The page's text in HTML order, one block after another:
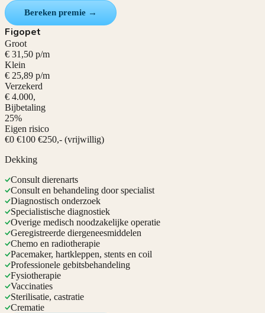
Bereken premie →
Figopet
Groot
€ 31,50 p/m
Klein
€ 25,89 p/m
Verzekerd
€ 4.000,
Bijbetaling
25%
Eigen risico
€0 €100 €250,- (vrijwillig)
Dekking
Consult dierenarts
Consult en behandeling door specialist
Diagnostisch onderzoek
Specialistische diagnostiek
Overige medisch noodzakelijke operatie
Geregistreerde diergeneesmiddelen
Chemo en radiotherapie
Pacemaker, hartkleppen, stents en coil
Professionele gebitsbehandeling
Fysiotherapie
Vaccinaties
Sterilisatie, castratie
Crematie